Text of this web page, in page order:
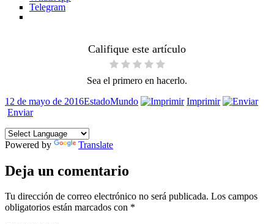
Telegram
Califique este artículo
Sea el primero en hacerlo.
Publicado
el
12 de mayo de 2016Formato
EstadoCategorías
Mundo
Imprimir
Enviar
Powered by Translate
Deja un comentario
Tu dirección de correo electrónico no será publicada. Los campos
obligatorios están marcados con *